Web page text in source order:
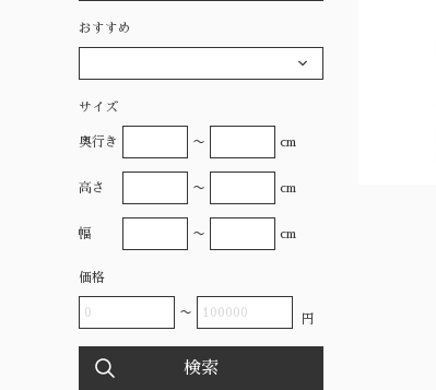
おすすめ
サイズ
奥行き 〜 cm
高さ 〜 cm
幅 〜 cm
価格
〜 円
検索